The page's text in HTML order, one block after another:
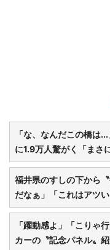
「な、なんだこの橋は
に1.9万人驚がく「まさ
福井県のすしの下から
だなぁ」「これはアツい
「躍動感よ」「こりゃ
カーの〝記念パネル〟